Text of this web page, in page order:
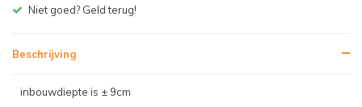
Gratis bezorgen v.a. € 150,- (NL)
Beschrijving
inbouwdiepte is ± 9cm